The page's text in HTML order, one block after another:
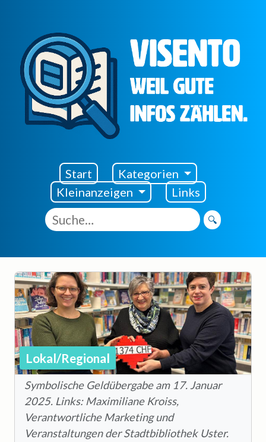
Start
Kategorien
Kleinanzeigen
Links
🔍
Lokal/Regional
Symbolische Geldübergabe am 17. Januar
2025. Links: Maximiliane Kroiss,
Verantwortliche Marketing und
Veranstaltungen der Stadtbibliothek Uster.